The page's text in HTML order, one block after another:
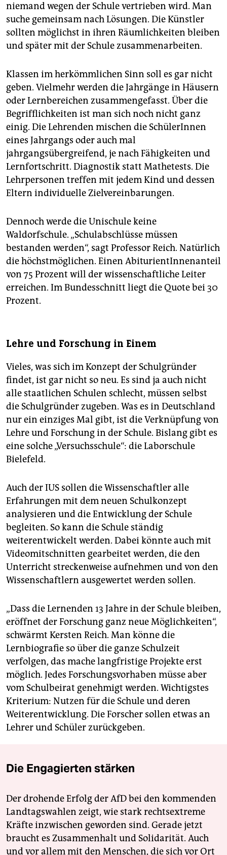
niemand wegen der Schule vertrieben wird. Man
suche gemeinsam nach Lösungen. Die Künstler
sollten möglichst in ihren Räumlichkeiten bleiben
und später mit der Schule zusammenarbeiten.
Klassen im herkömmlichen Sinn soll es gar nicht
geben. Vielmehr werden die Jahrgänge in Häusern
oder Lernbereichen zusammengefasst. Über die
Begrifflichkeiten ist man sich noch nicht ganz
einig. Die Lehrenden mischen die SchülerInnen
eines Jahrgangs oder auch mal
jahrgangsübergreifend, je nach Fähigkeiten und
Lernfortschritt. Diagnostik statt Mathetests. Die
Lehrpersonen treffen mit jedem Kind und dessen
Eltern individuelle Zielvereinbarungen.
Dennoch werde die Unischule keine
Waldorfschule. „Schulabschlüsse müssen
bestanden werden“, sagt Professor Reich. Natürlich
die höchstmöglichen. Einen AbiturientInnenanteil
von 75 Prozent will der wissenschaftliche Leiter
erreichen. Im Bundesschnitt liegt die Quote bei 30
Prozent.
Lehre und Forschung in Einem
Vieles, was sich im Konzept der Schulgründer
findet, ist gar nicht so neu. Es sind ja auch nicht
alle staatlichen Schulen schlecht, müssen selbst
die Schulgründer zugeben. Was es in Deutschland
nur ein einziges Mal gibt, ist die Verknüpfung von
Lehre und Forschung in der Schule. Bislang gibt es
eine solche „Versuchsschule“: die Laborschule
Bielefeld.
Auch der IUS sollen die Wissenschaftler alle
Erfahrungen mit dem neuen Schulkonzept
analysieren und die Entwicklung der Schule
begleiten. So kann die Schule ständig
weiterentwickelt werden. Dabei könnte auch mit
Videomitschnitten gearbeitet werden, die den
Unterricht streckenweise aufnehmen und von den
Wissenschaftlern ausgewertet werden sollen.
„Dass die Lernenden 13 Jahre in der Schule bleiben,
eröffnet der Forschung ganz neue Möglichkeiten“,
schwärmt Kersten Reich. Man könne die
Lernbiografie so über die ganze Schulzeit
verfolgen, das mache langfristige Projekte erst
möglich. Jedes Forschungsvorhaben müsse aber
vom Schulbeirat genehmigt werden. Wichtigstes
Kriterium: Nutzen für die Schule und deren
Weiterentwicklung. Die Forscher sollen etwas an
Lehrer und Schüler zurückgeben.
Die Engagierten stärken
Der drohende Erfolg der AfD bei den kommenden
Landtagswahlen zeigt, wie stark rechtsextreme
Kräfte inzwischen geworden sind. Gerade jetzt
braucht es Zusammenhalt und Solidarität. Auch
und vor allem mit den Menschen, die sich vor Ort